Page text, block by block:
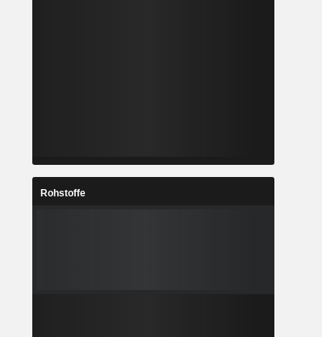
Rohstoffe